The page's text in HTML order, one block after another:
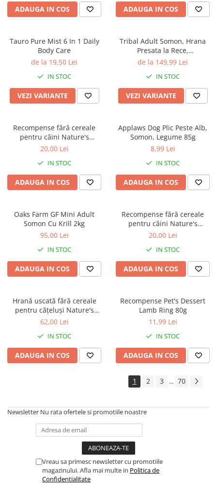
ADAUGA IN COS ADAUGA IN COS
Tauro Pure Mist 6 In 1 Daily
Body Care
de la 19,50 Lei
IN STOC
VEZI VARIANTE
Tribal Adult Somon, Hrana
Presata la Rece,
Hipoalergenica
de la 149,99 Lei
IN STOC
VEZI VARIANTE
Recompense fără cereale
pentru câini Nature's
Protection Superior Care
Care cu Somon, 110g
20,00 Lei
IN STOC
ADAUGA IN COS
Applaws Dog Plic Peste Alb,
Somon, Legume 85g
8,99 Lei
IN STOC
ADAUGA IN COS
Oaks Farm GF Mini Adult
Somon Cu Krill 2kg
95,00 Lei
IN STOC
ADAUGA IN COS
Recompense fără cereale
pentru câini Nature's
Protection Superior Care Hips
20,00 Lei
IN STOC
ADAUGA IN COS
Hrană uscată fără cereale
pentru cățeluși Nature's
Protection Superior Care Red
Small & Mini Breeds, Somon,
1.5kg
62,00 Lei
IN STOC
ADAUGA IN COS
Recompense Pet's Dessert
Lamb Ring 80g
11,99 Lei
IN STOC
ADAUGA IN COS
1 2 3 ... 70
Newsletter Nu rata ofertele si promotiile noastre
Vreau sa primesc newsletter cu promotiile
magazinului. Afla mai multe in Politica de
Confidentialitate